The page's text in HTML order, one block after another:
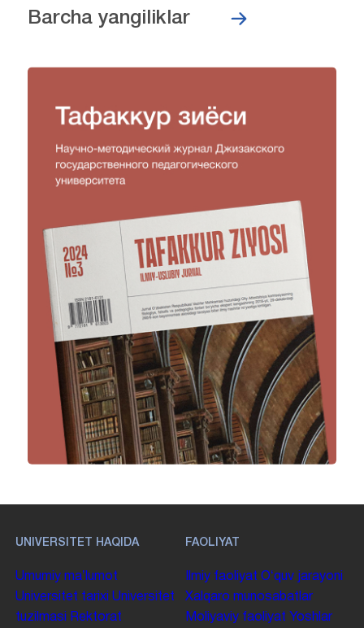
Barcha yangiliklar
UNIVERSITET HAQIDA
Umumiy maʼlumot
Universitet tarixi Universitet
tuzilmasi
Rektorat
FAOLIYAT
Ilmiy faoliyat Oʻquv jarayoni
Xalqaro munosabatlar
Moliyaviy faoliyat Yoshlar